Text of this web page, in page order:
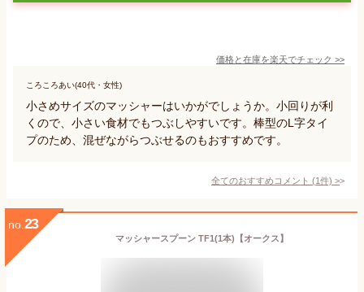
価格と在庫を楽天でチェック >>
ころころあい(40代・女性)
小さめサイズのマッシャーはいかがでしょうか。小回りが利
くので、小さい食材でもつぶしやすいです。棒型のL字タイ
プのため、混ぜながらつぶせるのもおすすめです。
全てのおすすめコメント (1件) >
no. 23
マッシャースプーン TF1(1本)【オークス】